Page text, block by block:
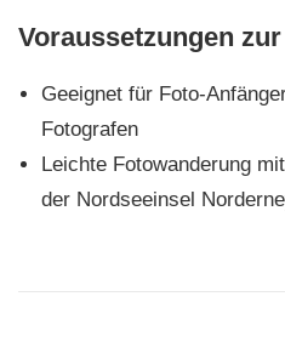
Voraussetzungen
Geeignet für Foto-
Fotografen
Leichte Fotowanderung
der Nordseeinsel